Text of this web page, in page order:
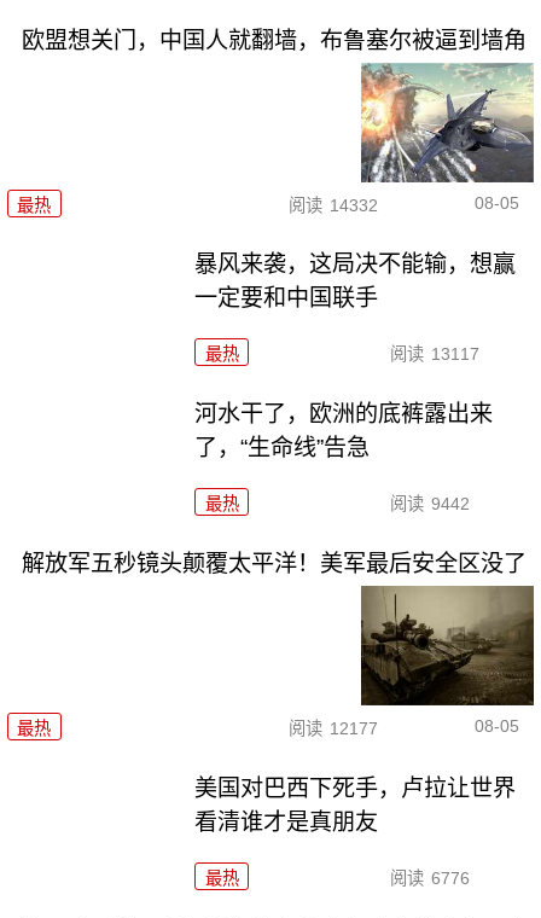
欧盟想关门，中国人就翻墙，布鲁塞尔被逼到墙角
最热 阅读 14332 08-05
暴风来袭，这局决不能输，想赢
一定要和中国联手
最热 阅读 13117
河水干了，欧洲的底裤露出来
了，“生命线”告急
最热 阅读 9442
解放军五秒镜头颠覆太平洋！美军最后安全区没了
最热 阅读 12177 08-05
美国对巴西下死手，卢拉让世界
看清谁才是真朋友
最热 阅读 6776